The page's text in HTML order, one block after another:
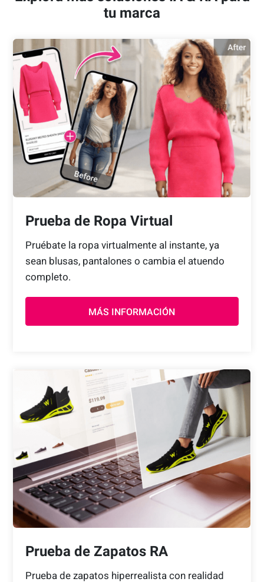
tu marca
Prueba de Ropa Virtual
Pruébate la ropa virtualmente al instante, ya
sean blusas, pantalones o cambia el atuendo
completo.
MÁS INFORMACIÓN
Prueba de Zapatos RA
Prueba de zapatos hiperrealista con realidad